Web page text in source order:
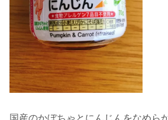
国産のかぼちゃとにんじんをなめら